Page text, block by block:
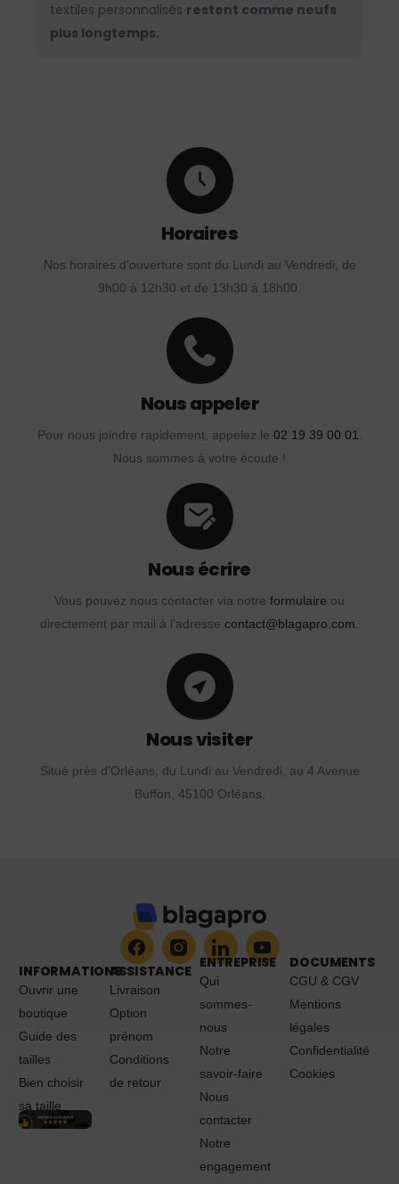
textiles personnalisés restent comme neufs
plus longtemps.
Horaires
Nos horaires d'ouverture sont du Lundi au Vendredi, de
9h00 à 12h30 et de 13h30 à 18h00.
Nous appeler
Pour nous joindre rapidement, appelez le 02 19 39 00 01.
Nous sommes à votre écoute !
Nous écrire
Vous pouvez nous contacter via notre formulaire ou
directement par mail à l'adresse contact@blagapro.com.
Nous visiter
Situé près d'Orléans, du Lundi au Vendredi, au 4 Avenue
Buffon, 45100 Orléans.
INFORMATIONS
Ouvrir une
boutique
Guide des
tailles
Bien choisir
sa taille
ASSISTANCE
Livraison
Option
prénom
Conditions
de retour
ENTREPRISE
Qui
sommes-
nous
Notre
savoir-faire
Nous
contacter
Notre
engagement
DOCUMENTS
CGU & CGV
Mentions
légales
Confidentialité
Cookies